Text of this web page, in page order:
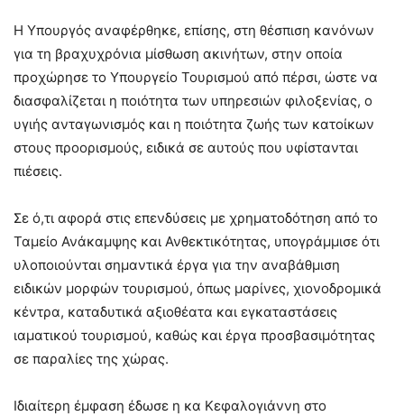
Η Υπουργός αναφέρθηκε, επίσης, στη θέσπιση κανόνων
για τη βραχυχρόνια μίσθωση ακινήτων, στην οποία
προχώρησε το Υπουργείο Τουρισμού από πέρσι, ώστε να
διασφαλίζεται η ποιότητα των υπηρεσιών φιλοξενίας, ο
υγιής ανταγωνισμός και η ποιότητα ζωής των κατοίκων
στους προορισμούς, ειδικά σε αυτούς που υφίστανται
πιέσεις.
Σε ό,τι αφορά στις επενδύσεις με χρηματοδότηση από το
Ταμείο Ανάκαμψης και Ανθεκτικότητας, υπογράμμισε ότι
υλοποιούνται σημαντικά έργα για την αναβάθμιση
ειδικών μορφών τουρισμού, όπως μαρίνες, χιονοδρομικά
κέντρα, καταδυτικά αξιοθέατα και εγκαταστάσεις
ιαματικού τουρισμού, καθώς και έργα προσβασιμότητας
σε παραλίες της χώρας.
Ιδιαίτερη έμφαση έδωσε η κα Κεφαλογιάννη στο